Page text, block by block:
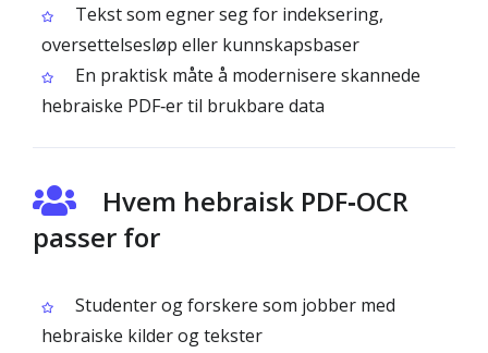
Tekst som egner seg for indeksering,
oversettelsesløp eller kunnskapsbaser
En praktisk måte å modernisere skannede
hebraiske PDF‑er til brukbare data
Hvem hebraisk PDF‑OCR
passer for
Studenter og forskere som jobber med
hebraiske kilder og tekster